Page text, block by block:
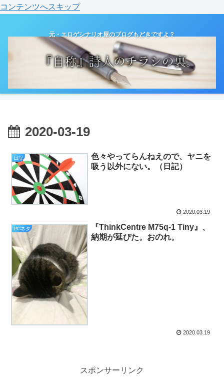
コンテンツへスキップ
元・エロゲシナリオ屋のブログもどきですよ？
2020-03-19
日記
色々やってらんねえので、ヤニを
吸う以外にない。（日記）
2020.03.19
PCネタ
『ThinkCentre M75q-1 Tiny』、
納期が延びた。おのれ。
2020.03.19
スポンサーリンク